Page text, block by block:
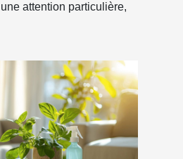
attention particulière,